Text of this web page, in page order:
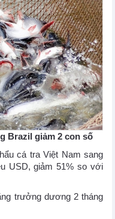
Brazil giảm 2 con số
cá tra Việt Nam sang
USD, giảm 51% so với
trưởng dương 2 tháng